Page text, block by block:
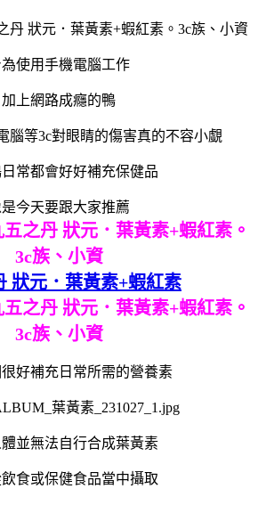
為使用手機電腦工作
加上網路成癮的鴨
腦等3c對眼睛的傷害真的不容小覷
日常都會好好補充保健品
今天要跟大家推薦
狀元．葉黃素+蝦紅素
好補充日常所需的營養素
體並無法自行合成葉黃素
食或保健食品當中攝取